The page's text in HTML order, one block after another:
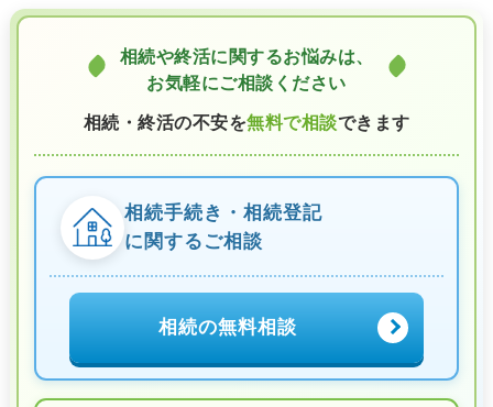
相続や終活に関するお悩みは、
お気軽にご相談ください
相続・終活の不安を無料で相談できます
相続手続き・相続登記
に関するご相談
相続の無料相談